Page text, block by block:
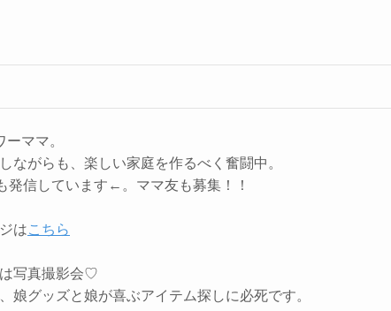
ママ。
ながらも、楽しい家庭を作るべく奮闘中。
発信しています←。ママ友も募集！！
はこちら
写真撮影会♡
娘グッズと娘が喜ぶアイテム探しに必死です。